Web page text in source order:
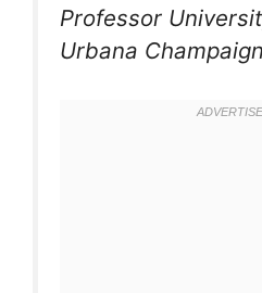
Professor
Urbana